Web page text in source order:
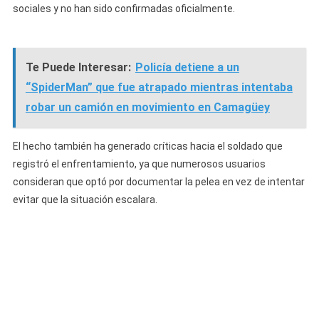
sociales y no han sido confirmadas oficialmente.
Te Puede Interesar: Policía detiene a un
“SpiderMan” que fue atrapado mientras intentaba
robar un camión en movimiento en Camagüey
El hecho también ha generado críticas hacia el soldado que
registró el enfrentamiento, ya que numerosos usuarios
consideran que optó por documentar la pelea en vez de intentar
evitar que la situación escalara.